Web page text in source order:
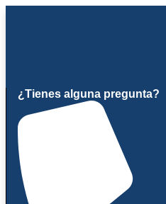
¿Tienes alguna pregunta?